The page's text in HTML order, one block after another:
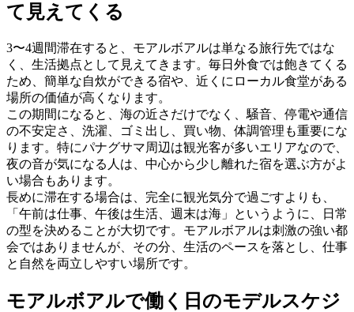
て見えてくる
3〜4週間滞在すると、モアルボアルは単なる旅行先ではな
く、生活拠点として見えてきます。毎日外食では飽きてくる
ため、簡単な自炊ができる宿や、近くにローカル食堂がある
場所の価値が高くなります。
この期間になると、海の近さだけでなく、騒音、停電や通信
の不安定さ、洗濯、ゴミ出し、買い物、体調管理も重要にな
ります。特にパナグサマ周辺は観光客が多いエリアなので、
夜の音が気になる人は、中心から少し離れた宿を選ぶ方がよ
い場合もあります。
長めに滞在する場合は、完全に観光気分で過ごすよりも、
「午前は仕事、午後は生活、週末は海」というように、日常
の型を決めることが大切です。モアルボアルは刺激の強い都
会ではありませんが、その分、生活のペースを落とし、仕事
と自然を両立しやすい場所です。
モアルボアルで働く日のモデルスケジ